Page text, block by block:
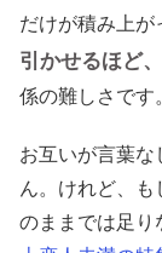
だけが積み上が
引かせるほど
係の難しさです
お互いが言葉な
ん。けれど、も
のままでは足り